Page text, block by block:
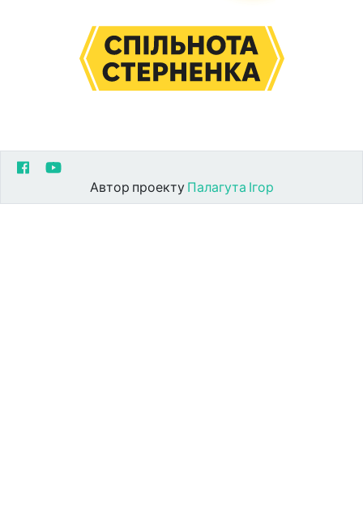
Автор проекту Палагута Ігор